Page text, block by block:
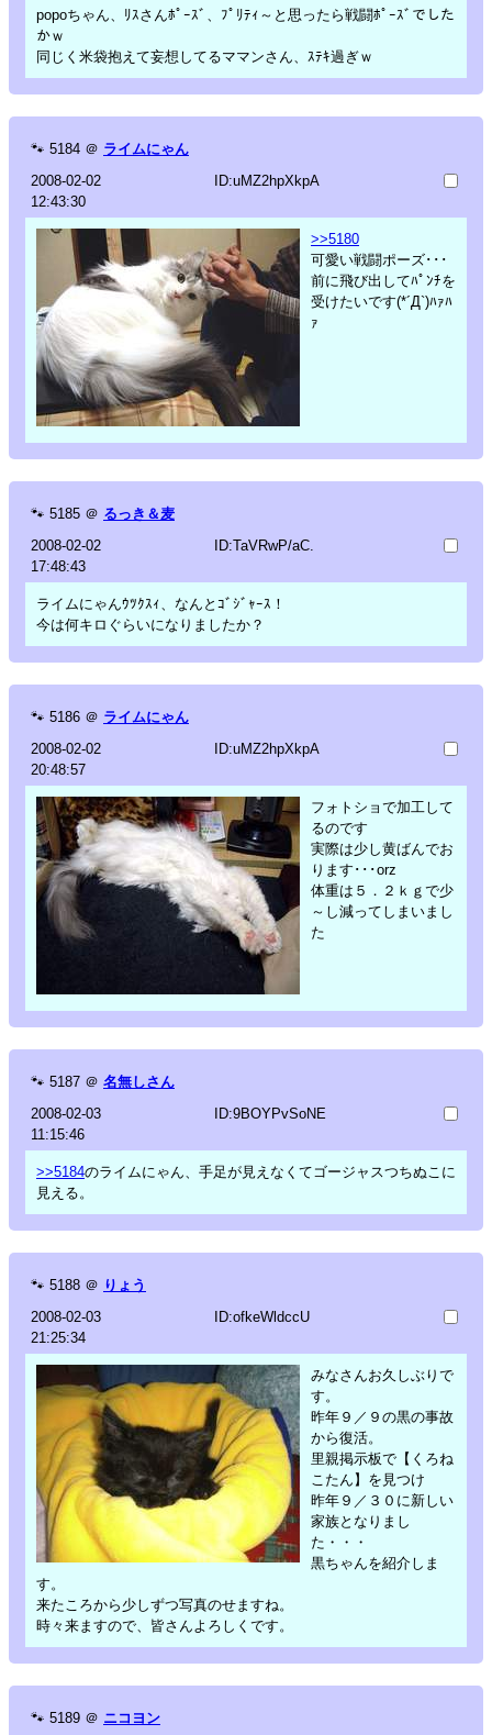
popoちゃん、ﾘｽさんﾎﾟｰｽﾞ、ﾌﾟﾘﾃｨ～と思ったら戦闘ﾎﾟｰｽﾞでした
かｗ
同じく米袋抱えて妄想してるママンさん、ｽﾃｷ過ぎｗ
🐾 5184 ＠ ライムにゃん
2008-02-02
12:43:30
ID:uMZ2hpXkpA
>>5180
可愛い戦闘ポーズ･･･
前に飛び出してﾊﾟﾝﾁを
受けたいです(*´Д`)ﾊｧﾊ
ｧ
🐾 5185 ＠ るっき＆麦
2008-02-02
17:48:43
ID:TaVRwP/aC.
ライムにゃんｳﾂｸｽｨ、なんとｺﾞｼﾞｬｰｽ！
今は何キロぐらいになりましたか？
🐾 5186 ＠ ライムにゃん
2008-02-02
20:48:57
ID:uMZ2hpXkpA
フォトショで加工して
るのです
実際は少し黄ばんでお
ります･･･orz
体重は５．２ｋｇで少
～し減ってしまいまし
た
🐾 5187 ＠ 名無しさん
2008-02-03
11:15:46
ID:9BOYPvSoNE
>>5184のライムにゃん、手足が見えなくてゴージャスつちぬこに
見える。
🐾 5188 ＠ りょう
2008-02-03
21:25:34
ID:ofkeWldccU
みなさんお久しぶりで
す。
昨年９／９の黒の事故
から復活。
里親掲示板で【くろね
こたん】を見つけ
昨年９／３０に新しい
家族となりまし
た・・・
黒ちゃんを紹介しま
す。
来たころから少しずつ写真のせますね。
時々来ますので、皆さんよろしくです。
🐾 5189 ＠ ニコヨン